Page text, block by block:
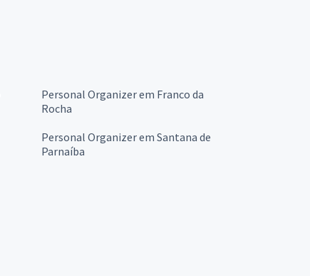
Personal Organizer em Franco da
Rocha
Personal Organizer em Santana de
Parnaíba